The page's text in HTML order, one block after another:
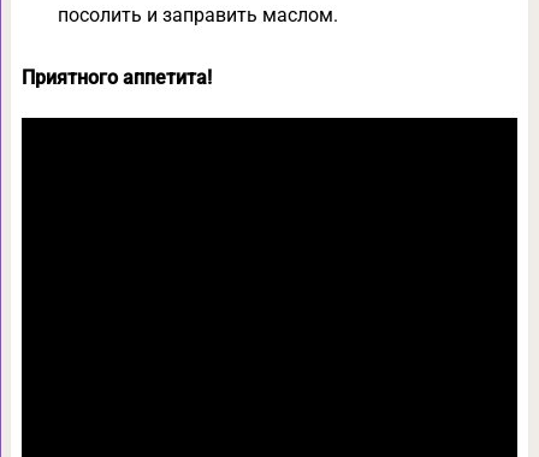
посолить и заправить маслом.
Приятного аппетита!